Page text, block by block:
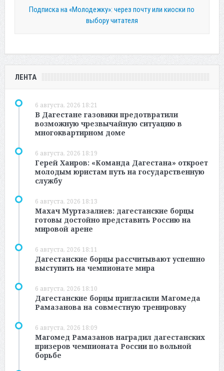
Подписка на «Молодежку»: через почту или киоски по
выбору читателя
ЛЕНТА
6 августа, 2026 18:21
В Дагестане газовики предотвратили
возможную чрезвычайную ситуацию в
многоквартирном доме
6 августа, 2026 18:19
Герей Хаиров: «Команда Дагестана» откроет
молодым юристам путь на государственную
службу
6 августа, 2026 18:13
Махач Муртазалиев: дагестанские борцы
готовы достойно представить Россию на
мировой арене
6 августа, 2026 18:11
Дагестанские борцы рассчитывают успешно
выступить на чемпионате мира
6 августа, 2026 18:10
Дагестанские борцы пригласили Магомеда
Рамазанова на совместную тренировку
6 августа, 2026 18:09
Магомед Рамазанов наградил дагестанских
призеров чемпионата России по вольной
борьбе